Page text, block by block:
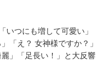
いつにも増して可愛い」
「え？ 女神様ですか？」
」「足長い！」と大反響